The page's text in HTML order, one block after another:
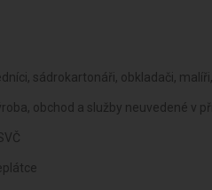
sádrokartonáři, obkladači,
obchod a služby neuvedené v